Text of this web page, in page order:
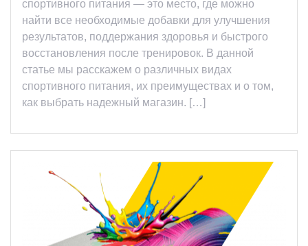
спортивного питания — это место, где можно
найти все необходимые добавки для улучшения
результатов, поддержания здоровья и быстрого
восстановления после тренировок. В данной
статье мы расскажем о различных видах
спортивного питания, их преимуществах и о том,
как выбрать надежный магазин. […]